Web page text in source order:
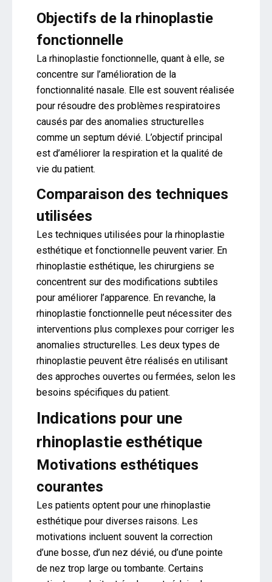
Objectifs de la rhinoplastie
fonctionnelle
La rhinoplastie fonctionnelle, quant à elle, se
concentre sur l’amélioration de la
fonctionnalité nasale. Elle est souvent réalisée
pour résoudre des problèmes respiratoires
causés par des anomalies structurelles
comme un septum dévié. L’objectif principal
est d’améliorer la respiration et la qualité de
vie du patient.
Comparaison des techniques
utilisées
Les techniques utilisées pour la rhinoplastie
esthétique et fonctionnelle peuvent varier. En
rhinoplastie esthétique, les chirurgiens se
concentrent sur des modifications subtiles
pour améliorer l’apparence. En revanche, la
rhinoplastie fonctionnelle peut nécessiter des
interventions plus complexes pour corriger les
anomalies structurelles. Les deux types de
rhinoplastie peuvent être réalisés en utilisant
des approches ouvertes ou fermées, selon les
besoins spécifiques du patient.
Indications pour une
rhinoplastie esthétique
Motivations esthétiques
courantes
Les patients optent pour une rhinoplastie
esthétique pour diverses raisons. Les
motivations incluent souvent la correction
d’une bosse, d’un nez dévié, ou d’une pointe
de nez trop large ou tombante. Certains